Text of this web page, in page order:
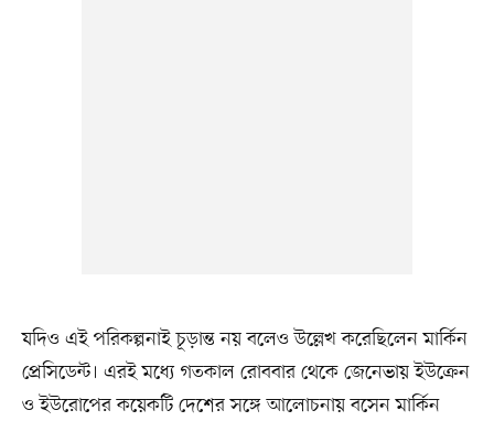
যদিও এই পরিকল্পনাই চূড়ান্ত নয় বলেও উল্লেখ করেছিলেন মার্কিন
প্রেসিডেন্ট। এরই মধ্যে গতকাল রোববার থেকে জেনেভায় ইউক্রেন
ও ইউরোপের কয়েকটি দেশের সঙ্গে আলোচনায় বসেন মার্কিন